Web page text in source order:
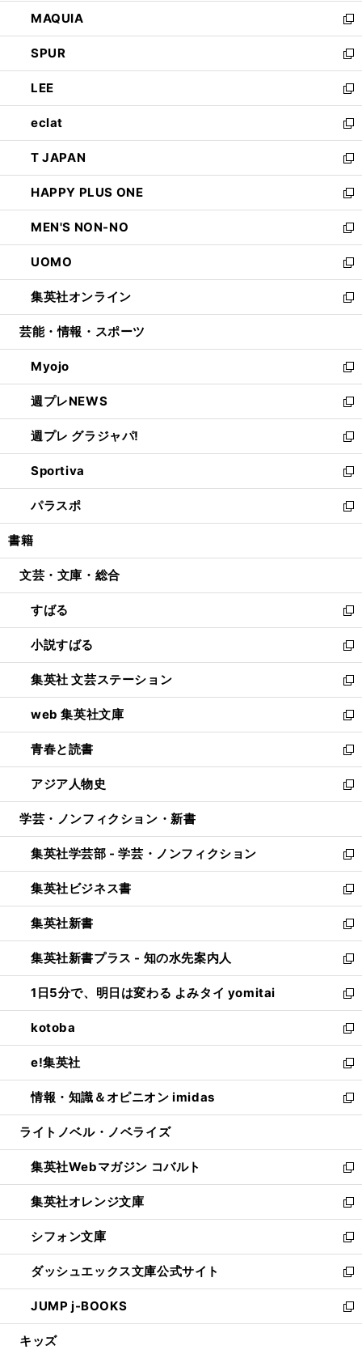
ド
ウ
で
開
く
ウ
ィ
ン
ド
ウ
で
開
く
し
い
ウ
ィ
ン
ド
ウ
で
開
く
MAQUIA
新
し
い
ウ
ィ
ン
ド
ウ
で
開
く
SPUR
新
し
い
ウ
ィ
ン
ド
ウ
で
開
く
LEE
新
し
い
ウ
ィ
ン
ド
ウ
で
開
く
eclat
新
し
い
ウ
ィ
ン
ド
ウ
で
開
く
T JAPAN
新
し
い
ウ
ィ
ン
ド
ウ
で
開
HAPPY PLUS ONE
新
し
い
ウ
ィ
ン
ド
ウ
開
く
MEN'S NON-NO
新
し
い
ウ
ィ
ン
ウ
で
開
く
UOMO
新
し
い
ウ
ン
ド
ウ
で
開
く
集英社オンライン
新
し
ウ
ィ
ン
ド
ウ
で
開
く
芸能・情報・スポーツ
Myojo
新
し
い
ウ
ィ
ン
ド
ウ
で
開
週プレNEWS
新
し
い
ウ
ィ
ン
ド
ウ
開
週プレ グラジャパ!
新
し
い
ウ
ィ
ン
ウ
開
く
Sportiva
新
し
い
ウ
ン
ウ
で
開
く
パラスポ
新
し
ウ
ン
ド
ウ
で
開
く
書籍
文芸・文庫・総合
すばる
新
し
い
ウ
ィ
ン
ド
ウ
で
開
く
小説すばる
新
し
い
ウ
ィ
ン
ド
ウ
で
開
集英社 文芸ステーション
新
し
い
ウ
ィ
ン
ド
ウ
開
く
web 集英社文庫
新
し
い
ウ
ィ
ン
ウ
で
開
く
青春と読書
新
し
い
ウ
ン
ド
ウ
で
開
く
アジア人物史
新
し
ウ
ィ
ン
ド
ウ
で
開
く
学芸・ノンフィクション・新書
集英社学芸部 - 学芸・ノンフィクション
新
し
い
ウ
ィ
ン
ド
ウ
で
開
く
集英社ビジネス書
新
し
い
ウ
ィ
ン
ド
ウ
で
開
く
集英社新書
新
し
い
ウ
ィ
ン
ド
ウ
で
開
く
集英社新書プラス - 知の水先案内人
新
し
い
ウ
ィ
ン
ド
ウ
で
開
1日5分で、明日は変わる よみタイ yomitai
新
し
い
ウ
ィ
ン
ド
ウ
開
く
kotoba
新
し
い
ウ
ィ
ン
ウ
で
開
く
e!集英社
新
し
い
ウ
ン
ド
ウ
で
開
く
情報・知識＆オピニオン imidas
新
し
ウ
ィ
ン
ド
ウ
で
開
く
ライトノベル・ノベライズ
集英社Webマガジン コバルト
新
し
い
ウ
ィ
ン
ド
ウ
で
開
集英社オレンジ文庫
新
し
い
ウ
ィ
ン
ド
ウ
シフォン文庫
新
し
い
ウ
ィ
ン
ダッシュエックス文庫公式サイト
新
し
い
ウ
JUMP j-BOOKS
新
し
キッズ